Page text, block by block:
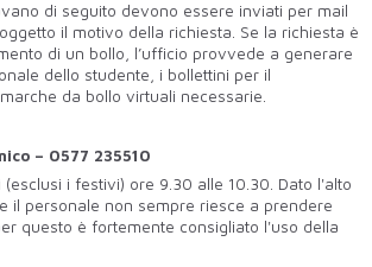
di seguito devono essere inviati per mail
il motivo della richiesta. Se la richiesta è
di un bollo, l’ufficio provvede a generare
dello studente, i bollettini per il
da bollo virtuali necessarie.
– 0577 235510
i festivi) ore 9.30 alle 10.30. Dato l'alto
il personale non sempre riesce a prendere
questo è fortemente consigliato l'uso della